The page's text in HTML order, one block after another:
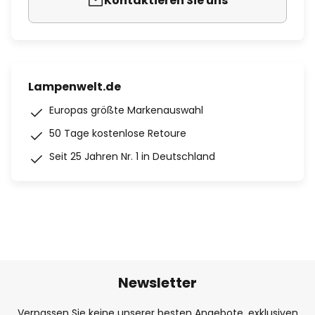
Lampenwelt.de
Europas größte Markenauswahl
50 Tage kostenlose Retoure
Seit 25 Jahren Nr. 1 in Deutschland
Newsletter